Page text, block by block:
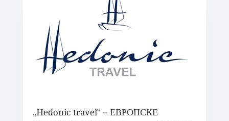
„Hedonic travel“ – ЕВРОПСКЕ